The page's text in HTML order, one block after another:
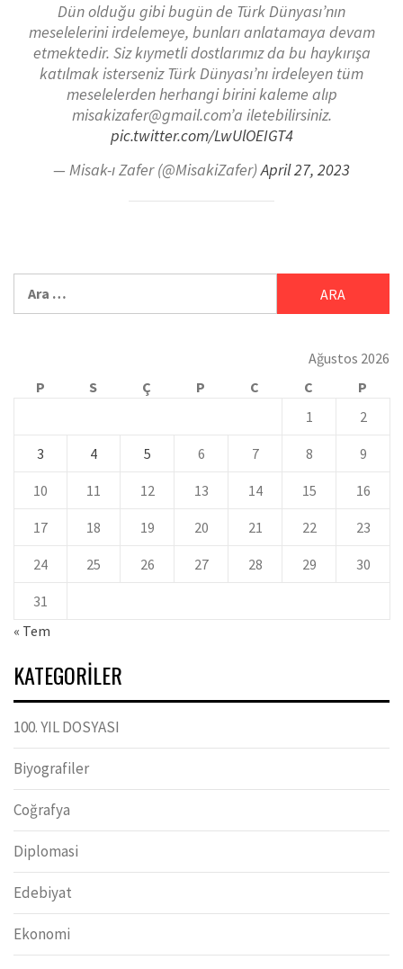
Dün olduğu gibi bugün de Türk Dünyası’nın
meselelerini irdelemeye, bunları anlatamaya devam
etmektedir. Siz kıymetli dostlarımız da bu haykırışa
katılmak isterseniz Türk Dünyası’nı irdeleyen tüm
meselelerden herhangi birini kaleme alıp
misakizafer@gmail.com’a iletebilirsiniz.
pic.twitter.com/LwUlOEIGT4
— Misak-ı Zafer (@MisakiZafer)April 27, 2023
Ağustos 2026
P
S Ç P C C
P
1
2
3 4 5 6 7 8 9
10 11 12 13 14 15 16
17 18 19 20 21 22 23
24 25 26 27 28 29 30
31
« Tem
KATEGORILER
100. YIL DOSYASI
Biyografiler
Coğrafya
Diplomasi
Edebiyat
Ekonomi